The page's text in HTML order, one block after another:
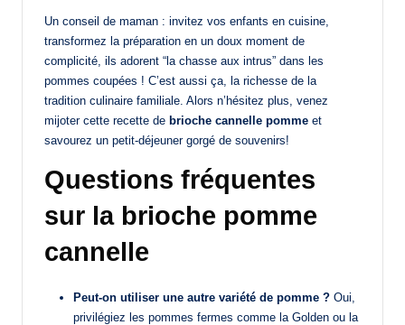
Un conseil de maman : invitez vos enfants en cuisine,
transformez la préparation en un doux moment de
complicité, ils adorent “la chasse aux intrus” dans les
pommes coupées ! C’est aussi ça, la richesse de la
tradition culinaire familiale. Alors n’hésitez plus, venez
mijoter cette recette de brioche cannelle pomme et
savourez un petit-déjeuner gorgé de souvenirs!
Questions fréquentes
sur la brioche pomme
cannelle
Peut-on utiliser une autre variété de pomme ? Oui,
privilégiez les pommes fermes comme la Golden ou la